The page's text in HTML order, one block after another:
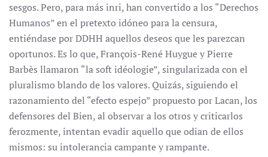
sesgos. Pero, para más inri, han convertido a los “Derechos
Humanos” en el pretexto idóneo para la censura,
entiéndase por DDHH aquellos deseos que les parezcan
oportunos. Es lo que, François-René Huygue y Pierre
Barbès llamaron “la soft idéologie”, singularizada con el
pluralismo blando de los valores. Quizás, siguiendo el
razonamiento del “efecto espejo” propuesto por Lacan, los
defensores del Bien, al observar a los otros y criticarlos
ferozmente, intentan evadir aquello que odian de ellos
mismos: su intolerancia campante y rampante.